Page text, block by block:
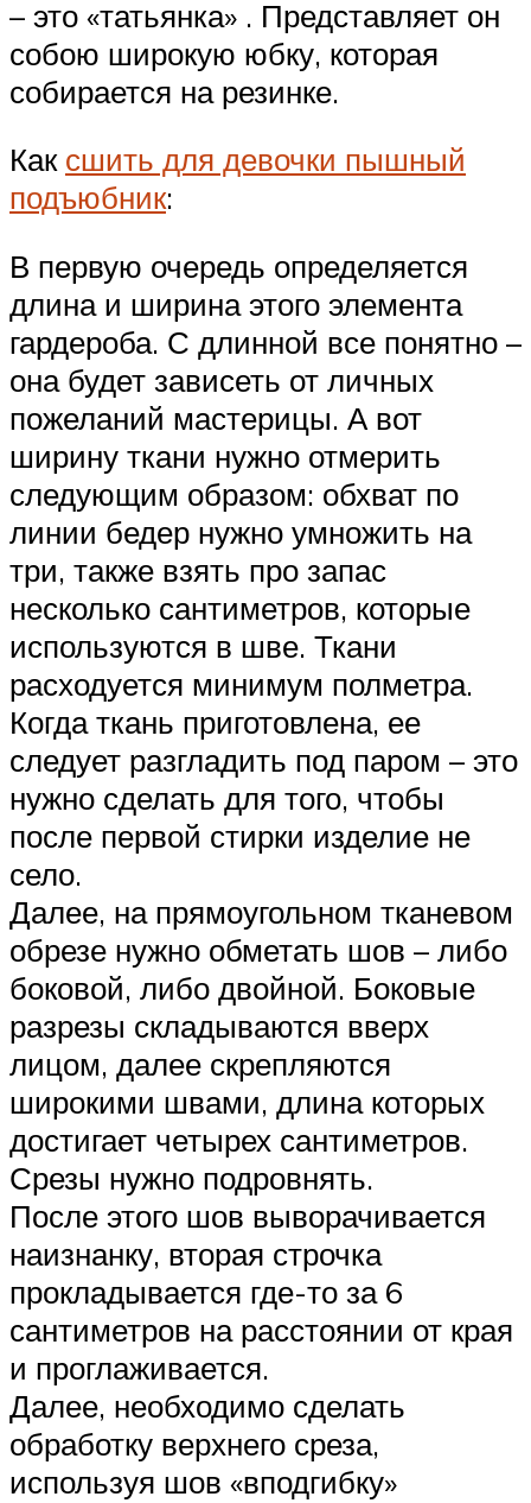
– это «татьянка» . Представляет он
собою широкую юбку, которая
собирается на резинке.
Как сшить для девочки пышный
подъюбник:
В первую очередь определяется
длина и ширина этого элемента
гардероба. С длинной все понятно –
она будет зависеть от личных
пожеланий мастерицы. А вот
ширину ткани нужно отмерить
следующим образом: обхват по
линии бедер нужно умножить на
три, также взять про запас
несколько сантиметров, которые
используются в шве. Ткани
расходуется минимум полметра.
Когда ткань приготовлена, ее
следует разгладить под паром – это
нужно сделать для того, чтобы
после первой стирки изделие не
село.
Далее, на прямоугольном тканевом
обрезе нужно обметать шов – либо
боковой, либо двойной. Боковые
разрезы складываются вверх
лицом, далее скрепляются
широкими швами, длина которых
достигает четырех сантиметров.
Срезы нужно подровнять.
После этого шов выворачивается
наизнанку, вторая строчка
прокладывается где-то за 6
сантиметров на расстоянии от края
и проглаживается.
Далее, необходимо сделать
обработку верхнего среза,
используя шов «вподгибку»